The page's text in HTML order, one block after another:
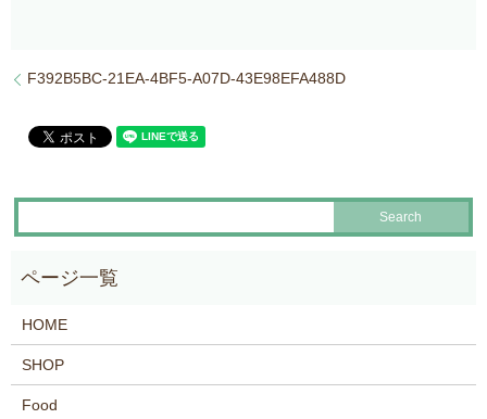
F392B5BC-21EA-4BF5-A07D-43E98EFA488D
HOME
SHOP
Food